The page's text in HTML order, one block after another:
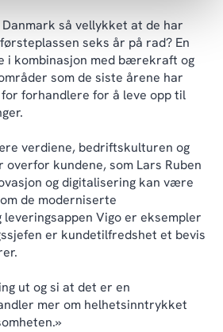
Danmark så vellykket at de har
seks år på rad? En
i kombinasjon med bærekraft og
som de siste årene har
forhandlere for å leve opp til
verdiene, bedriftskulturen og
overfor kundene, som Lars Ruben
og digitalisering kan være
de moderniserte
Vigo er eksempler
er kundetilfredshet et bevis
ut og si at det er en
mer om helhetsinntrykket